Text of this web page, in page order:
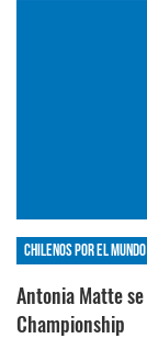
Chilenos por el mundo
Antonia Matte
Championship